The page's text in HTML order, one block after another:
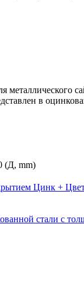
металлического
в
(Д, mm)
Цинк +
стали с